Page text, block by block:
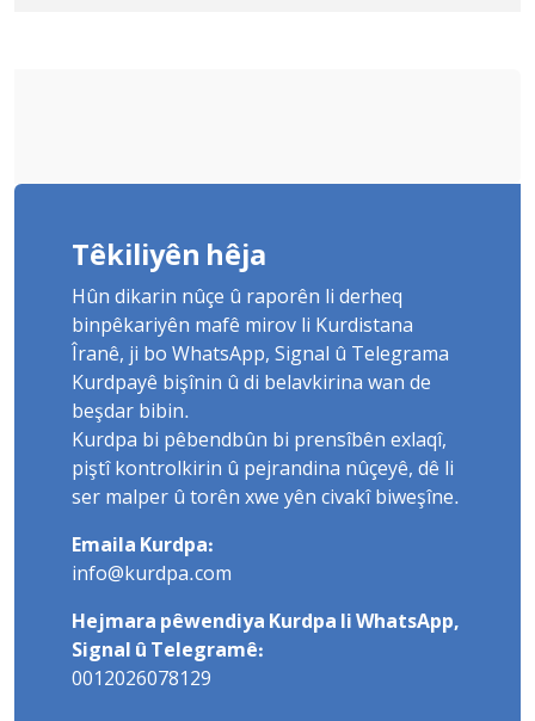
Têkiliyên hêja
Hûn dikarin nûçe û raporên li derheq
binpêkariyên mafê mirov li Kurdistana
Îranê, ji bo WhatsApp, Signal û Telegrama
Kurdpayê bişînin û di belavkirina wan de
beşdar bibin.
Kurdpa bi pêbendbûn bi prensîbên exlaqî,
piştî kontrolkirin û pejrandina nûçeyê, dê li
ser malper û torên xwe yên civakî biweşîne.
Emaila Kurdpa:
info@kurdpa.com
Hejmara pêwendiya Kurdpa li WhatsApp,
Signal û Telegramê:
0012026078129